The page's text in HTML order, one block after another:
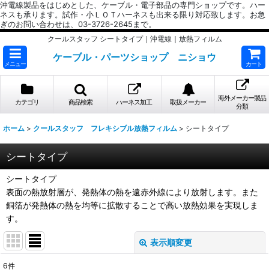
沖電線製品をはじめとした、ケーブル・電子部品の専門ショップです。ハー
ネスも承ります。試作・小ＬＯＴハーネスも出来る限り対応致します。お急
ぎのお問い合わせは、03-3726-2645まで。
クールスタッフ シートタイプ｜沖電線｜放熱フィルム
メニュー
ケーブル・パーツショップ ニショウ
カート
カテゴリ 商品検索 ハーネス加工 取扱メーカー
海外メーカー製品
分類
ホーム > クールスタッフ フレキシブル放熱フィルム > シートタイプ
シートタイプ
シートタイプ
表面の熱放射層が、発熱体の熱を遠赤外線により放射します。また
銅箔が発熱体の熱を均等に拡散することで高い放熱効果を実現しま
す。
表示順変更
6件